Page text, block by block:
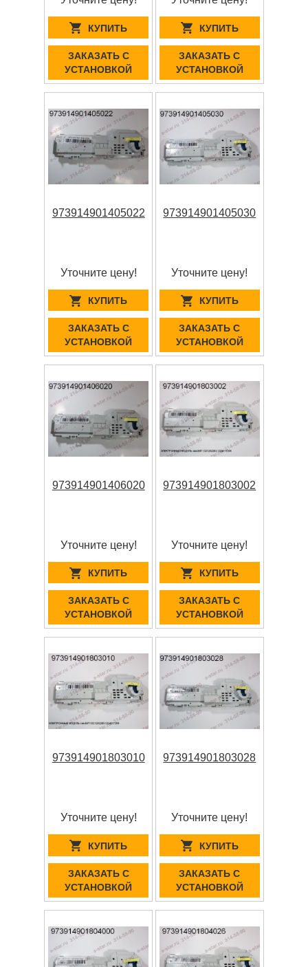
КУПИТЬ
ЗАКАЗАТЬ С
УСТАНОВКОЙ
КУПИТЬ
ЗАКАЗАТЬ С
УСТАНОВКОЙ
973914901405022
Уточните цену!
КУПИТЬ
ЗАКАЗАТЬ С
УСТАНОВКОЙ
973914901405030
Уточните цену!
КУПИТЬ
ЗАКАЗАТЬ С
УСТАНОВКОЙ
973914901406020
Уточните цену!
КУПИТЬ
ЗАКАЗАТЬ С
УСТАНОВКОЙ
973914901803002
Уточните цену!
КУПИТЬ
ЗАКАЗАТЬ С
УСТАНОВКОЙ
973914901803010
Уточните цену!
КУПИТЬ
ЗАКАЗАТЬ С
УСТАНОВКОЙ
973914901803028
Уточните цену!
КУПИТЬ
ЗАКАЗАТЬ С
УСТАНОВКОЙ